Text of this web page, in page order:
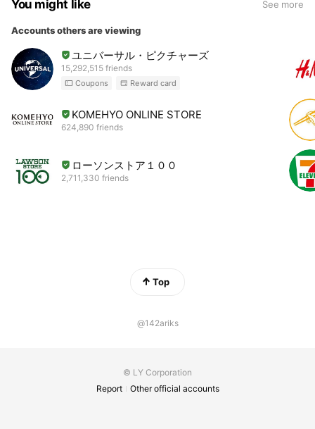
You might like See more
Accounts others are viewing
ユニバーサル・ピクチャーズ
15,292,515 friends
Coupons Reward card
KOMEHYO ONLINE STORE
624,890 friends
ローソンストア１００
2,711,330 friends
Top
@142ariks
© LY Corporation
Report
Other official accounts